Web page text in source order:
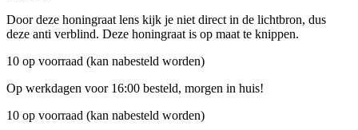
Door deze honingraat lens kijk je niet direct in de lichtbron, dus
deze anti verblind. Deze honingraat is op maat te knippen.
10 op voorraad (kan nabesteld worden)
Op werkdagen voor 16:00 besteld, morgen in huis!
10 op voorraad (kan nabesteld worden)